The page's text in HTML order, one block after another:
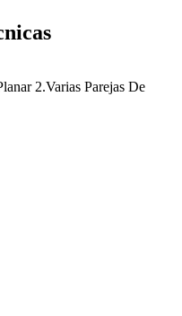
2.Varias Parejas De